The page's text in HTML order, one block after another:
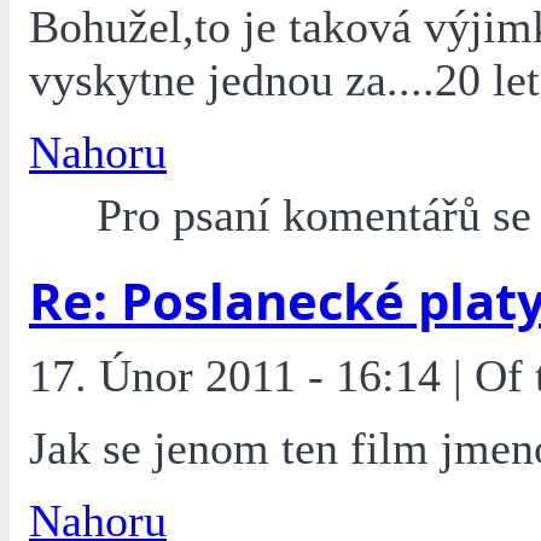
Bohužel,to je taková
vyskytne jednou za....20
Nahoru
Pro psaní komentářů
Re: Poslanecké
17. Únor 2011 - 16:14 | Of
Jak se jenom ten film
Nahoru